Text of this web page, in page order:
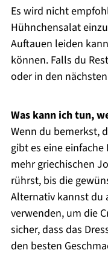
Es wird nicht
Hühnchensalat
Auftauen leiden
können. Falls du
oder in den
Was kann ich tun,
Wenn du bemerkst,
gibt es eine
mehr griechischen
rührst, bis die
Alternativ kannst du
verwenden, um die
sicher, dass das
den besten